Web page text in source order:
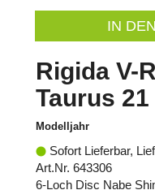
IN
Rigida V-
Taurus
Modelljahr
Sofort Lieferbar,
Art.Nr. 643306
6-Loch Disc Nabe